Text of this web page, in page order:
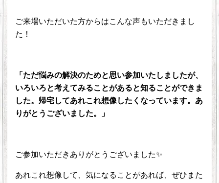
ご来場いただいた方からはこんな声もいただきまし
た！
「ただ悩みの解決のためと思い参加いたしましたが、
いろいろと考えてみることがあると知ることができま
した。帰宅してあれこれ想像したくなっています。あ
りがとうございました。」
ご参加いただきありがとうございました✨
あれこれ想像して、気になることがあれば、ぜひまた